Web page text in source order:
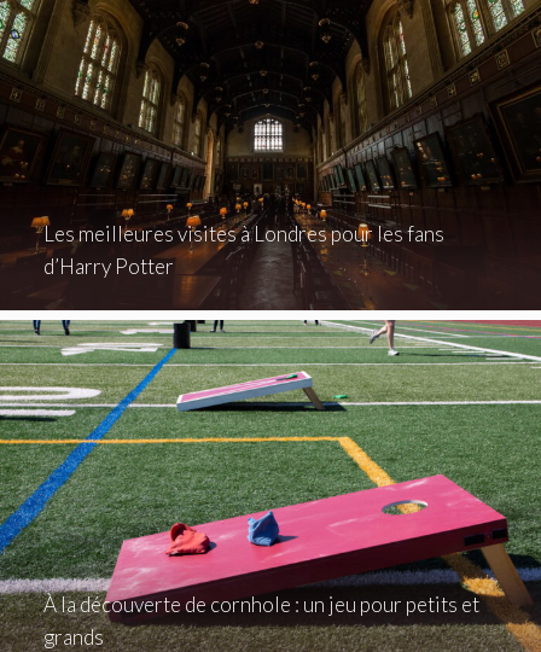
Les meilleures visites à Londres pour les fans
d’Harry Potter
À la découverte de cornhole : un jeu pour petits et
grands